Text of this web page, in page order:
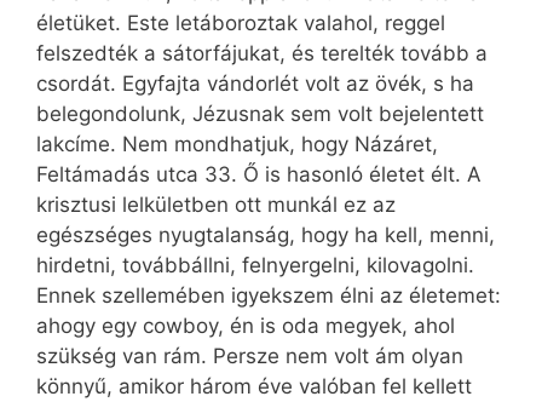
életüket. Este letáboroztak valahol, reggel
felszedték a sátorfájukat, és terelték tovább a
csordát. Egyfajta vándorlét volt az övék, s ha
belegondolunk, Jézusnak sem volt bejelentett
lakcíme. Nem mondhatjuk, hogy Názáret,
Feltámadás utca 33. Ő is hasonló életet élt. A
krisztusi lelkületben ott munkál ez az
egészséges nyugtalanság, hogy ha kell, menni,
hirdetni, továbbállni, felnyergelni, kilovagolni.
Ennek szellemében igyekszem élni az életemet:
ahogy egy cowboy, én is oda megyek, ahol
szükség van rám. Persze nem volt ám olyan
könnyű, amikor három éve valóban fel kellett